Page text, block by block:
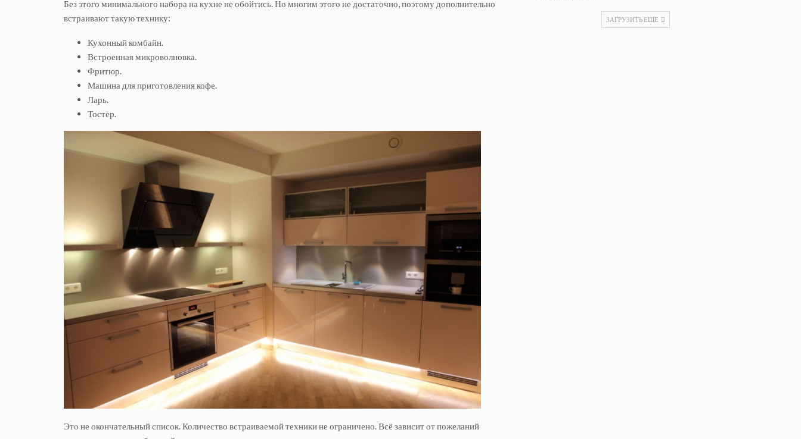
Без этого минимального набора на кухне не обойтись. Но многим этого не достаточно, поэтому дополнительно
встраивают такую технику:
Кухонный комбайн.
Встроенная микроволновка.
Фритюр.
Машина для приготовления кофе.
Ларь.
Тостер.
Это не окончательный список. Количество встраиваемой техники не ограничено. Всё зависит от пожеланий
ЗАГРУЗИТЬ ЕЩЕ